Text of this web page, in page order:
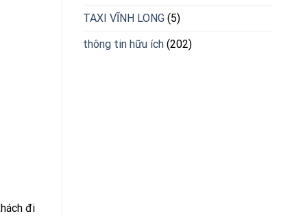
đi
TAXI VĨNH LONG (5)
thông tin hữu ích (202)